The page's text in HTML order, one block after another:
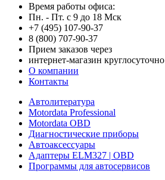
Время работы офиса:
Пн. - Пт. с 9 до 18 Мск
+7 (495) 107-90-37
8 (800) 707-90-37
Прием заказов через
интернет-магазин круглосуточно
О компании
Контакты
Автолитература
Motordata Professional
Motordata OBD
Диагностические приборы
Автоаксессуары
Адаптеры ELM327 | OBD
Программы для автосервисов